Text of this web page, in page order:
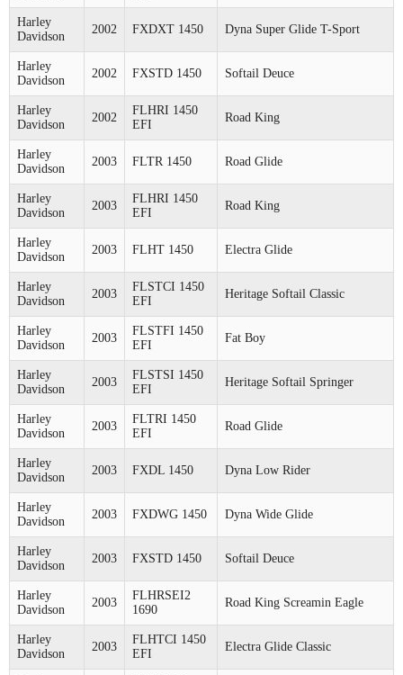
Harley
Davidson
2002 FXDXT 1450 Dyna Super Glide T-Sport
Harley
Davidson
2002 FXSTD 1450 Softail Deuce
Harley
Davidson
2002
FLHRI 1450
EFI
Road King
Harley
Davidson
2003 FLTR 1450 Road Glide
Harley
Davidson
2003
FLHRI 1450
EFI
Road King
Harley
Davidson
2003 FLHT 1450 Electra Glide
Harley
Davidson
2003
FLSTCI 1450
EFI
Heritage Softail Classic
Harley
Davidson
2003
FLSTFI 1450
EFI
Fat Boy
Harley
Davidson
2003
FLSTSI 1450
EFI
Heritage Softail Springer
Harley
Davidson
2003
FLTRI 1450
EFI
Road Glide
Harley
Davidson
2003 FXDL 1450 Dyna Low Rider
Harley
Davidson
2003 FXDWG 1450 Dyna Wide Glide
Harley
Davidson
2003 FXSTD 1450 Softail Deuce
Harley
Davidson
2003
FLHRSEI2
1690
Road King Screamin Eagle
Harley
Davidson
2003
FLHTCI 1450
EFI
Electra Glide Classic